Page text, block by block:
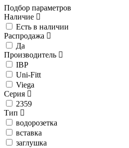
Подбор параметров
Наличие
Есть в наличии
Распродажа
Да
Производитель
IBP
Uni-Fitt
Viega
Серия
2359
Тип
водорозетка
вставка
заглушка